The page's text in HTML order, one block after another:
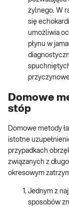
żylnego. W
się
umożliwia
płynu w
Domowe
stóp
Domowe metody
istotne
przypadkach
związanych z
okresowym
Jednym z
sposobów